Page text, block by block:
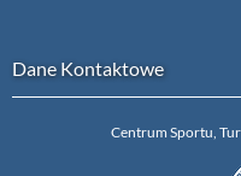
Dane Kontaktowe
Centrum Sportu,